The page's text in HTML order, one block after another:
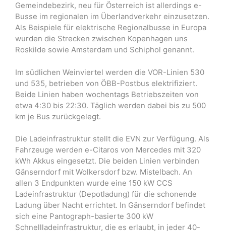
Gemeindebezirk, neu für Österreich ist allerdings e-
Busse im regionalen im Überlandverkehr einzusetzen.
Als Beispiele für elektrische Regionalbusse in Europa
wurden die Strecken zwischen Kopenhagen uns
Roskilde sowie Amsterdam und Schiphol genannt.
Im südlichen Weinviertel werden die VOR-Linien 530
und 535, betrieben von ÖBB-Postbus elektrifiziert.
Beide Linien haben wochentags Betriebszeiten von
etwa 4:30 bis 22:30. Täglich werden dabei bis zu 500
km je Bus zurückgelegt.
Die Ladeinfrastruktur stellt die EVN zur Verfügung. Als
Fahrzeuge werden e-Citaros von Mercedes mit 320
kWh Akkus eingesetzt. Die beiden Linien verbinden
Gänserndorf mit Wolkersdorf bzw. Mistelbach. An
allen 3 Endpunkten wurde eine 150 kW CCS
Ladeinfrastruktur (Depotladung) für die schonende
Ladung über Nacht errichtet. In Gänserndorf befindet
sich eine Pantograph-basierte 300 kW
Schnellladeinfrastruktur, die es erlaubt, in jeder 40-